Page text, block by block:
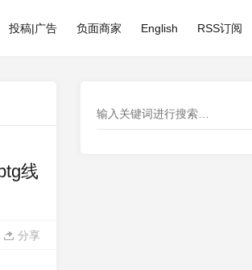
投稿|广告 负面商家 English RSS订阅
线
分享